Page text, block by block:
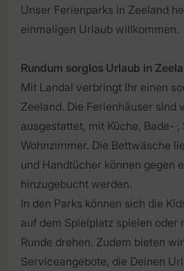
Unser Ferienparks in Zeeland
einmaligen Urlaub willkommen.
Rundum sorglos Urlaub in
Mit Landal verbringt Ihr einen
Zeeland. Die Ferienhäuser sind
ausgestattet, mit Küche, Bade- ,
Wohnzimmer. Die Bettwäsche
und Handtücher können gegen
hinzugebucht werden.
In den Parks können sich die
auf dem Spielplatz spielen oder
Runde drehen. Zudem bieten
Serviceangebote, die Deinen